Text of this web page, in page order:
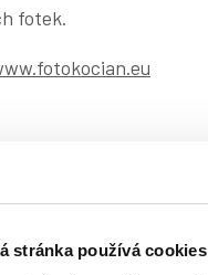
stránka používá cookies
fotek.